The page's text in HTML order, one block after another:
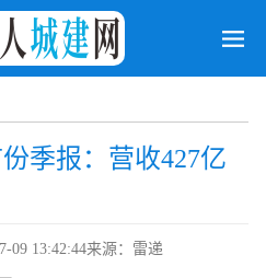
季报：营收427亿
09 13:42:44来源：雷递